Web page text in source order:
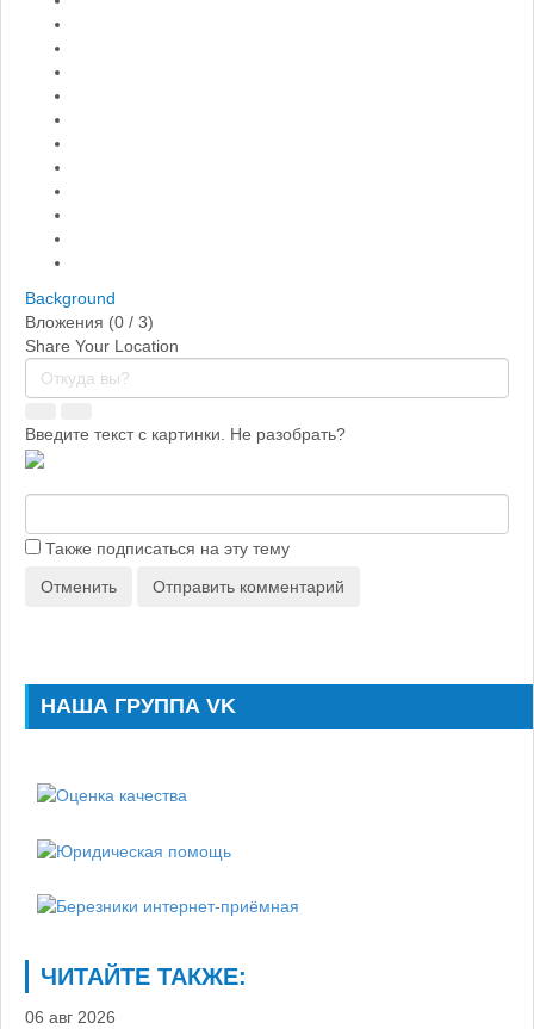
Background
Вложения (0 / 3)
Share Your Location
Введите текст с картинки. Не разобрать?
Также подписаться на эту тему
Отменить
Отправить комментарий
НАША ГРУППА VK
ЧИТАЙТЕ ТАКЖЕ:
06 авг 2026